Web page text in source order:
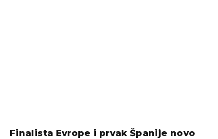
Finalista Evrope i prvak Španije novo